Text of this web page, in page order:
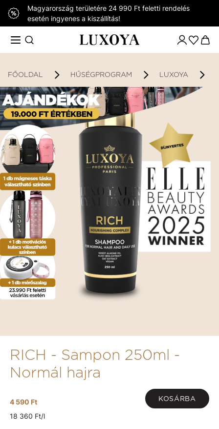
Magyarország területére 24 990 Ft feletti rendelés
esetén ingyenes a kiszállítás!
FŐOLDAL HŰSÉGPROGRAM LUXOYA
RICH - Sampon 250ml -
Normál hajra
4 590 Ft KOSÁRBA
18 360 Ft/l